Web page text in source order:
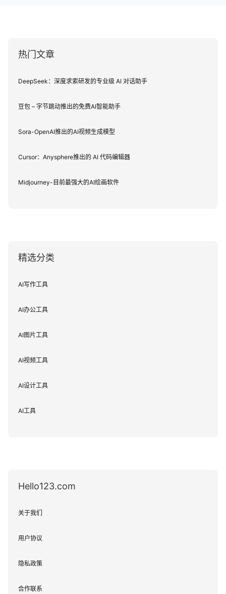
热门文章
DeepSeek：深度求索研发的专业级 AI 对话助手
豆包 – 字节跳动推出的免费AI智能助手
Sora-OpenAI推出的AI视频生成模型
Cursor：Anysphere推出的 AI 代码编辑器
Midjourney-目前最强大的AI绘画软件
精选分类
AI写作工具
AI办公工具
AI图片工具
AI视频工具
AI设计工具
AI工具
Hello123.com
关于我们
用户协议
隐私政策
合作联系